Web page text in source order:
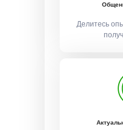
Делитесь